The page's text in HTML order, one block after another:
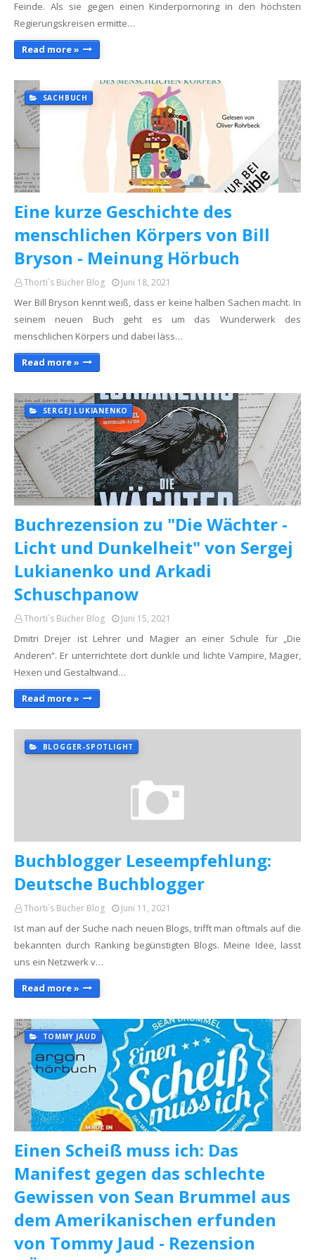
Feinde. Als sie gegen einen Kinderpornoring in den höchsten
Regierungskreisen ermitte…
Read more »
SACHBUCH
Eine kurze Geschichte des
menschlichen Körpers von Bill
Bryson - Meinung Hörbuch
Thorti´s Bücher Blog Juni 18, 2021
Wer Bill Bryson kennt weiß, dass er keine halben Sachen macht. In
seinem neuen Buch geht es um das Wunderwerk des
menschlichen Körpers und dabei läss…
Read more »
SERGEJ LUKIANENKO
Buchrezension zu "Die Wächter -
Licht und Dunkelheit" von Sergej
Lukianenko und Arkadi
Schuschpanow
Thorti´s Bücher Blog Juni 15, 2021
Dmitri Drejer ist Lehrer und Magier an einer Schule für „Die
Anderen“. Er unterrichtete dort dunkle und lichte Vampire, Magier,
Hexen und Gestaltwand…
Read more »
BLOGGER-SPOTLIGHT
Buchblogger Leseempfehlung:
Deutsche Buchblogger
Thorti´s Bücher Blog Juni 11, 2021
Ist man auf der Suche nach neuen Blogs, trifft man oftmals auf die
bekannten durch Ranking begünstigten Blogs. Meine Idee, lasst
uns ein Netzwerk v…
Read more »
TOMMY JAUD
Einen Scheiß muss ich: Das
Manifest gegen das schlechte
Gewissen von Sean Brummel aus
dem Amerikanischen erfunden
von Tommy Jaud - Rezension